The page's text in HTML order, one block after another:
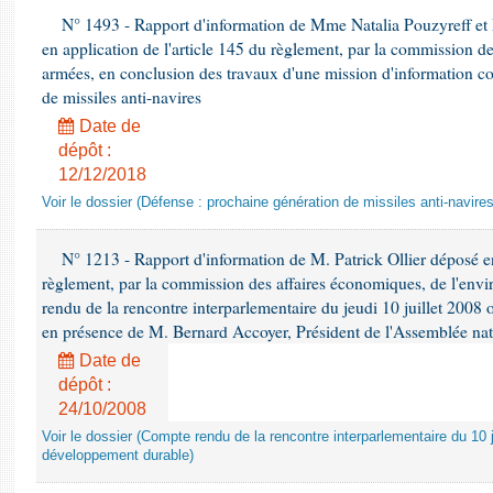
N° 1493 - Rapport d'information de Mme Natalia Pouzyreff
en application de l'article 145 du règlement, par la commission
armées, en conclusion des travaux d'une mission d'information
de missiles anti-navires
Date de
dépôt :
12/12/2018
Voir le dossier (Défense : prochaine génération de missiles anti-
N° 1213 - Rapport d'information de M. Patrick Ollier déposé
règlement, par la commission des affaires économiques, de
rendu de la rencontre interparlementaire du jeudi 10 juillet 2008
en présence de M. Bernard Accoyer, Président de l'Assemblée
Date de
dépôt :
24/10/2008
Voir le dossier (Compte rendu de la rencontre interparlementaire du
développement durable)